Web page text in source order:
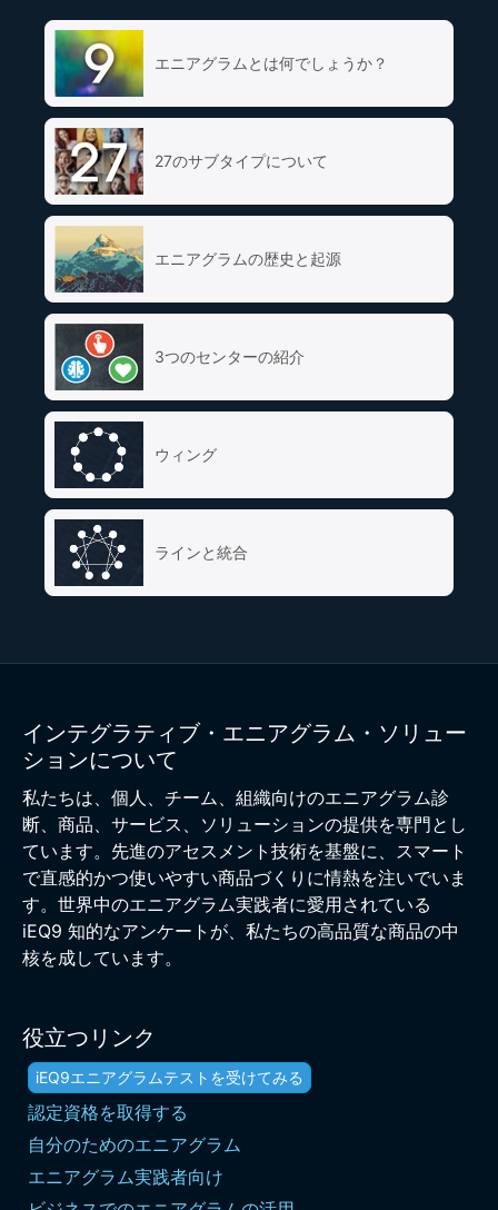
エニアグラムとは何でしょうか？
27のサブタイプについて
エニアグラムの歴史と起源
3つのセンターの紹介
ウィング
ラインと統合
インテグラティブ・エニアグラム・ソリュー
ションについて
私たちは、個人、チーム、組織向けのエニアグラム診
断、商品、サービス、ソリューションの提供を専門とし
ています。先進のアセスメント技術を基盤に、スマート
で直感的かつ使いやすい商品づくりに情熱を注いでいま
す。世界中のエニアグラム実践者に愛用されている
iEQ9 知的なアンケートが、私たちの高品質な商品の中
核を成しています。
役立つリンク
iEQ9エニアグラムテストを受けてみる
認定資格を取得する
自分のためのエニアグラム
エニアグラム実践者向け